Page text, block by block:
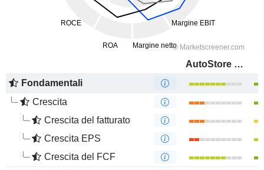
AutoStore Holdings Ltd.
Fondamentali
Crescita
Crescita del fatturato
Crescita EPS
Crescita del FCF